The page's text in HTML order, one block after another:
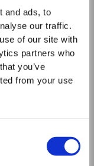
and ads, to
our traffic.
of our site with
partners who
you’ve
from your use